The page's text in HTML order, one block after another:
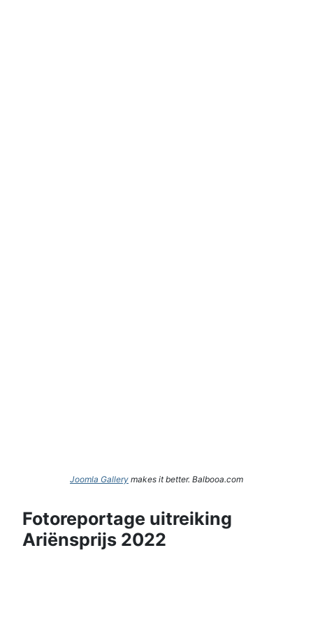
Joomla Gallery makes it better. Balbooa.com
Fotoreportage uitreiking
Ariënsprijs 2022